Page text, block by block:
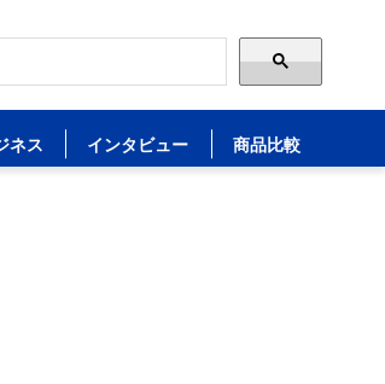
ネス インタビュー 商品比較